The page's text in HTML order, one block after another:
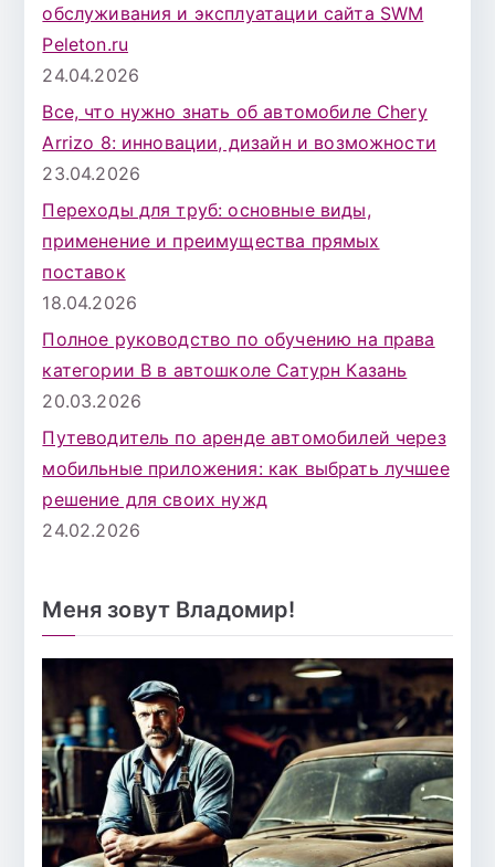
обслуживания и эксплуатации сайта SWM
Peleton.ru
24.04.2026
Все, что нужно знать об автомобиле Chery
Arrizo 8: инновации, дизайн и возможности
23.04.2026
Переходы для труб: основные виды,
применение и преимущества прямых
поставок
18.04.2026
Полное руководство по обучению на права
категории B в автошколе Сатурн Казань
20.03.2026
Путеводитель по аренде автомобилей через
мобильные приложения: как выбрать лучшее
решение для своих нужд
24.02.2026
Меня зовут Владомир!